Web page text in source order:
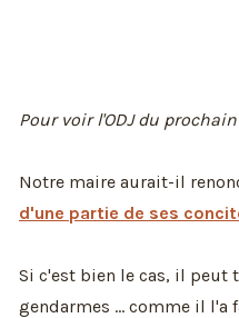
Pour voir l'ODJ du
Notre maire aurait-il
d'une partie de ses
Si c'est bien le cas, il
gendarmes ... comme il